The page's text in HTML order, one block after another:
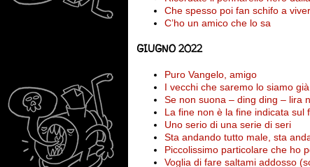
Che spesso poi fan schifo a
C’ho un amico che lo sa
GIUGNO 2022
Puro Vangelo, amigo
I vecchi che saremo lo siamo già
Se non suona – ding ding – lira
La fine non è la fine indicata sul
Uno serio di una serie di seri
Sta andando tutto male, sta
Piccolissimo particolare che ho
Voglia di fare saltami addosso